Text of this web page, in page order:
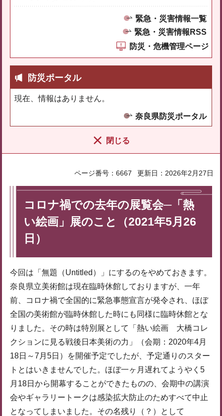
緊急・災害情報一覧
緊急・災害情報RSS
防災・危機管理ページ
防災ポータル
現在、情報はありません。
奈良県防災ポータル
閉じる
ページ番号：6667 更新日：2026年2月27日
コロナ禍での去年の展覧会─「熱
い絵画」展のこと（2021年5月26
日）
今回は「無題（Untitled）」にするのをやめておきます。
奈良県立美術館は現在臨時休館しておりますが、一年
前、コロナ禍で全国的に緊急事態宣言が発令され、ほぼ
全国の美術館が臨時休館した時にも同様に臨時休館とな
りました。その時は特別展として「熱い絵画 大橋コレ
クションに見る戦後日本美術の力」（会期：2020年4月
18日～7月5日）を開催予定でしたが、予定通りのスター
トとはいきませんでした。ほぼ一ヶ月遅れてようやく5
月18日から開幕することができたものの、会期中の講演
会やギャラリートークは感染拡大防止のためすべて中止
となってしまいました。その名残り（？）として